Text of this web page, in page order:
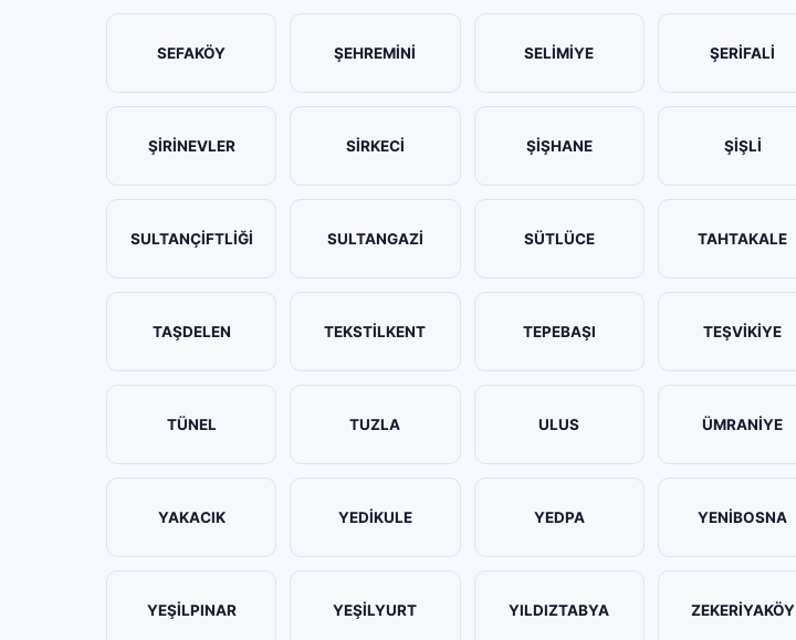
SEFAKÖY ŞEHREMİNİ SELİMİYE ŞERİFALİ
ŞİRİNEVLER SİRKECİ ŞİŞHANE ŞİŞLİ
SULTANÇİFTLİĞİ SULTANGAZİ SÜTLÜCE TAHTAKALE
TAŞDELEN TEKSTİLKENT TEPEBAŞI TEŞVİKİYE
TÜNEL TUZLA ULUS ÜMRANİYE
YAKACIK YEDİKULE YEDPA YENİBOSNA
YEŞİLPINAR YEŞİLYURT YILDIZTABYA ZEKERİYAKÖY